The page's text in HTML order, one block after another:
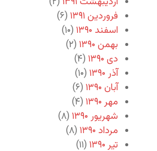
فروردین ۱۳۹۱
(۶)
اسفند ۱۳۹۰
(۱۰)
بهمن ۱۳۹۰
(۲)
دی ۱۳۹۰
(۴)
آذر ۱۳۹۰
(۱۰)
آبان ۱۳۹۰
(۶)
مهر ۱۳۹۰
(۴)
شهریور ۱۳۹۰
(۸)
مرداد ۱۳۹۰
(۸)
تیر ۱۳۹۰
(۱۱)